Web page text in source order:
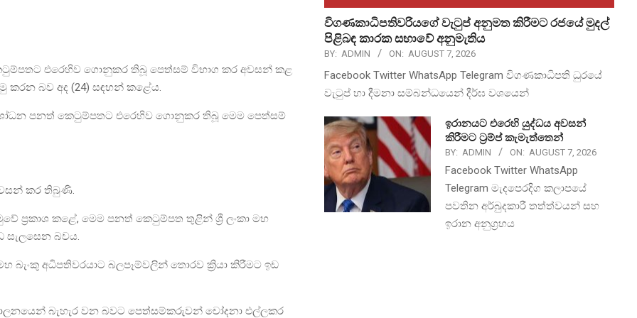
එරෙහිව ගොනුකර තිබූ පෙත්සම් විභාග කර අවසන් කළ
කරන බව අද (24) සඳහන් කළේය.
පනත් කෙටුම්පතට එරෙහිව ගොනුකර තිබූ මෙම පෙත්සම්
කර තිබුණි.
ප්‍රකාශ කළේ, මෙම පනත් කෙටුම්පත තුළින් ශ්‍රී ලංකා මහ
සැලසෙන බවය.
බැංකු අධිපතිවරයාට බලපෑම්වලින් තොරව ක්‍රියා කිරීමට ඉඩ
බැහැර වන බවට පෙත්සම්කරුවන් චෝදනා එල්ලකර
විගණකාධිපතිවරියගේ වැටුප් අනුමත කිරීමට රජයේ මුදල්
පිළිබඳ කාරක සභාවේ අනුමැතිය
BY: ADMIN ON: AUGUST 7, 2026
Facebook Twitter WhatsApp Telegram විගණකාධිපති ධුරයේ
වැටුප් හා දීමනා සම්බන්ධයෙන් දීර්ඝ වශයෙන්
ඉරානයට එරෙහි යුද්ධය අවසන්
කිරීමට ට්‍රම්ප් කැමැත්තෙන්
BY: ADMIN ON: AUGUST 7, 2026
Facebook Twitter WhatsApp
Telegram මැදපෙරදිග කලාපයේ
පවතින අර්බුදකාරී තත්ත්වයන් සහ
ඉරාන අනුග්‍රහය